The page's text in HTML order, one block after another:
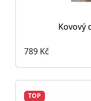
Kovový
789 Kč
TOP